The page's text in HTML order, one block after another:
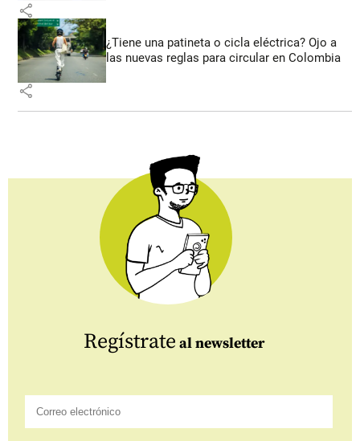
share
¿Tiene una patineta o cicla eléctrica? Ojo a
las nuevas reglas para circular en Colombia
share
Regístrate al newsletter